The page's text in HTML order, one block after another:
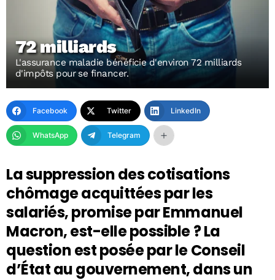
72 milliards
L'assurance maladie bénéficie d'environ 72 milliards
d'impôts pour se financer.
Facebook Twitter LinkedIn
WhatsApp Telegram
La suppression des cotisations
chômage acquittées par les
salariés, promise par Emmanuel
Macron, est-elle possible ? La
question est posée par le Conseil
d’État au gouvernement, dans un